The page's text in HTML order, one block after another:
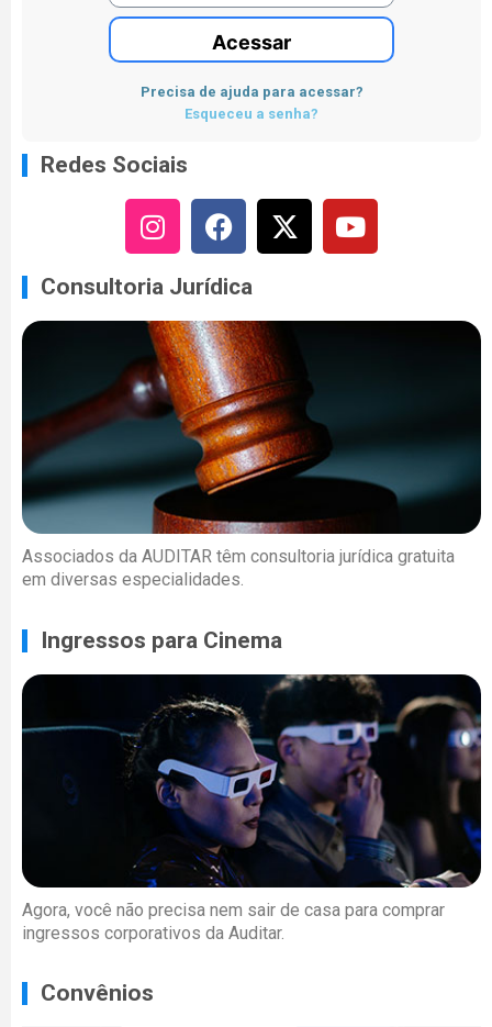
Acessar
Precisa de ajuda para acessar?
Esqueceu a senha?
Redes Sociais
Consultoria Jurídica
Associados da AUDITAR têm consultoria jurídica gratuita
em diversas especialidades.
Ingressos para Cinema
Agora, você não precisa nem sair de casa para comprar
ingressos corporativos da Auditar.
Convênios